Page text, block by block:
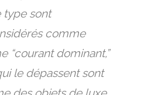
type sont
comme
“courant dominant,”
le dépassent sont